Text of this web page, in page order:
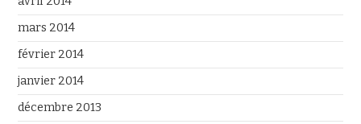
mars 2014
février 2014
janvier 2014
décembre 2013